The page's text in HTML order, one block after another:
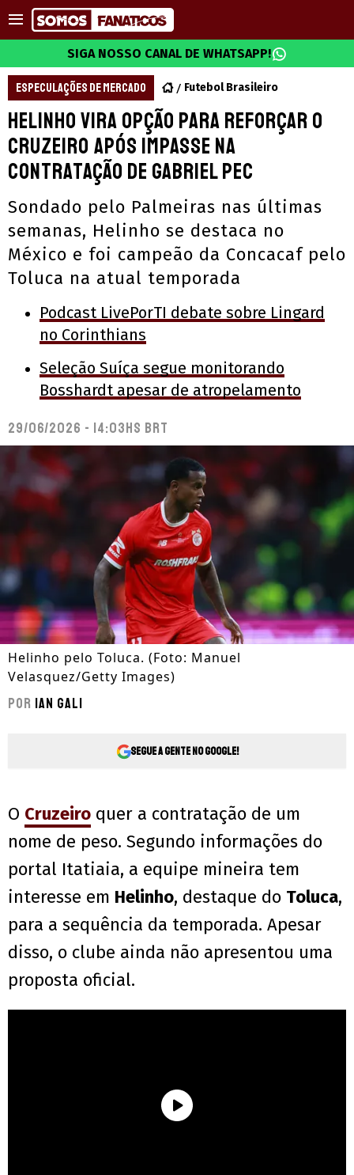
SIGA NOSSO CANAL DE WHATSAPP!
ESPECULAÇÕES DE MERCADO Futebol Brasileiro
Helinho vira opção para reforçar o
Cruzeiro após impasse na
contratação de Gabriel Pec
Sondado pelo Palmeiras nas últimas
semanas, Helinho se destaca no
México e foi campeão da Concacaf pelo
Toluca na atual temporada
Podcast LivePorTI debate sobre Lingard
no Corinthians
Seleção Suíça segue monitorando
Bosshardt apesar de atropelamento
29/06/2026 - 14:03hs BRT
Helinho pelo Toluca. (Foto: Manuel
Velasquez/Getty Images)
Por Ian Gali
Segue a gente no Google!
O Cruzeiro quer a contratação de um
nome de peso. Segundo informações do
portal Itatiaia, a equipe mineira tem
interesse em Helinho, destaque do Toluca,
para a sequência da temporada. Apesar
disso, o clube ainda não apresentou uma
proposta oficial.